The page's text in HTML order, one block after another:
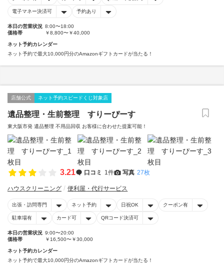
電子マネー決済可 予約あり
本日の営業状況 8:00〜18:00
価格帯
￥8,800〜￥40,000
ネット予約カレンダー
ネット予約で最大10,000円分のAmazonギフトカードが当たる！
店舗公式 ネット予約スピードくじ対象店
遺品整理・生前整理 すりーぴーす
東大阪市発 遺品整理 不用品回収 お客様に合わせた提案可能！
3.21 口コミ 1件 写真 27枚
ハウスクリーニング 便利屋・代行サービス
出張・訪問専門 ネット予約 日祝OK クーポン有
駐車場有 カード可 QRコード決済可
本日の営業状況 9:00〜20:00
価格帯
￥16,500〜￥30,000
ネット予約カレンダー
ネット予約で最大10,000円分のAmazonギフトカードが当たる！